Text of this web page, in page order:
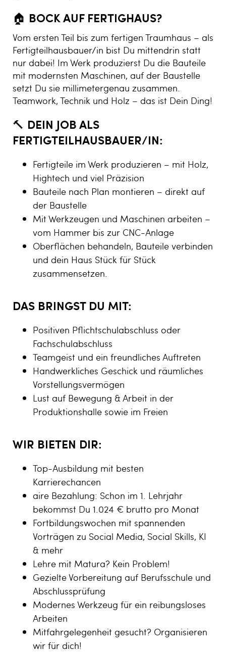
🏠 BOCK AUF FERTIGHAUS?
Vom ersten Teil bis zum fertigen Traumhaus – als
Fertigteilhausbauer/in bist Du mittendrin statt
nur dabei! Im Werk produzierst Du die Bauteile
mit modernsten Maschinen, auf der Baustelle
setzt Du sie millimetergenau zusammen.
Teamwork, Technik und Holz – das ist Dein Ding!
🔨 DEIN JOB ALS
FERTIGTEILHAUSBAUER/IN:
Fertigteile im Werk produzieren – mit Holz,
Hightech und viel Präzision
Bauteile nach Plan montieren – direkt auf
der Baustelle
Mit Werkzeugen und Maschinen arbeiten –
vom Hammer bis zur CNC-Anlage
Oberflächen behandeln, Bauteile verbinden
und dein Haus Stück für Stück
zusammensetzen.
DAS BRINGST DU MIT:
Positiven Pflichtschulabschluss oder
Fachschulabschluss
Teamgeist und ein freundliches Auftreten
Handwerkliches Geschick und räumliches
Vorstellungsvermögen
Lust auf Bewegung & Arbeit in der
Produktionshalle sowie im Freien
WIR BIETEN DIR:
Top-Ausbildung mit besten
Karrierechancen
aire Bezahlung: Schon im 1. Lehrjahr
bekommst Du 1.024 € brutto pro Monat
Fortbildungswochen mit spannenden
Vorträgen zu Social Media, Social Skills, KI
& mehr
Lehre mit Matura? Kein Problem!
Gezielte Vorbereitung auf Berufsschule und
Abschlussprüfung
Modernes Werkzeug für ein reibungsloses
Arbeiten
Mitfahrgelegenheit gesucht? Organisieren
wir für dich!